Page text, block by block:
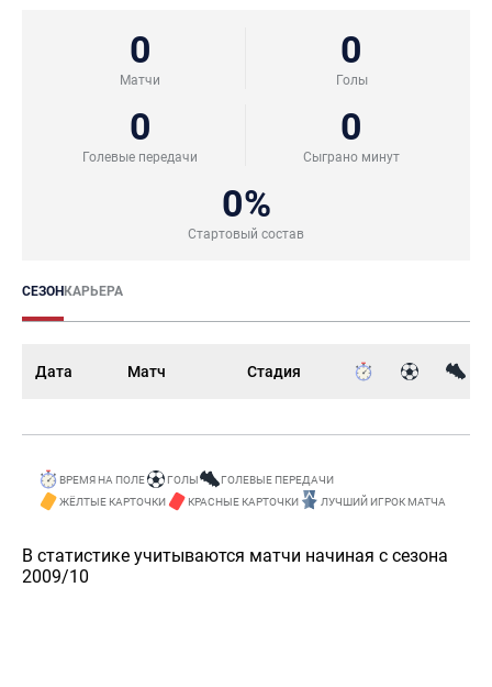
0
Матчи
0
Голы
0
Голевые передачи
0
Сыграно минут
0%
Стартовый состав
СЕЗОНКАРЬЕРА
Дата Матч Стадия
ВРЕМЯ НА ПОЛЕ ГОЛЫ
ГОЛЕВЫЕ ПЕРЕДАЧИ
ЖЁЛТЫЕ КАРТОЧКИ
КРАСНЫЕ КАРТОЧКИ ЛУЧШИЙ ИГРОК МАТЧА
В статистике учитываются матчи начиная с сезона
2009/10